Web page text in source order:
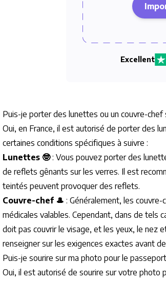
Excellent
Puis-je porter des lunettes ou un couvre-
Oui, en France, il est autorisé de porter des
certaines conditions spécifiques à suivre :
Lunettes 🤓: Vous pouvez porter des
de reflets gênants sur les verres. Il est
teintés peuvent provoquer des reflets.
Couvre-chef 🎩 : Généralement, les
médicales valables. Cependant, dans de tels
doit pas couvrir le visage, et les yeux, le nez
renseigner sur les exigences exactes avant
Puis-je sourire sur ma photo pour le
Oui, il est autorisé de sourire sur votre photo